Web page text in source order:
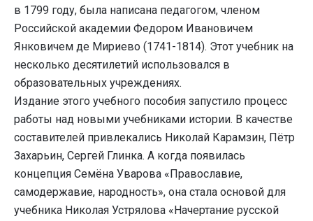
в 1799 году, была написана педагогом, членом
Российской академии Федором Ивановичем
Янковичем де Мириево (1741-1814). Этот учебник на
несколько десятилетий использовался в
образовательных учреждениях.
Издание этого учебного пособия запустило процесс
работы над новыми учебниками истории. В качестве
составителей привлекались Николай Карамзин, Пётр
Захарьин, Сергей Глинка. А когда появилась
концепция Семёна Уварова «Православие,
самодержавие, народность», она стала основой для
учебника Николая Устрялова «Начертание русской